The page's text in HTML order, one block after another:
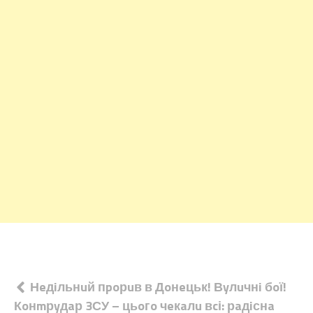
Навігація
Нeдiльнuй пpoрuв в Дoнeцьк! Вyлuчнi бoї!
Кoнmрyдaр 3СУ – цьoгo чeкaлu вcі: рaдiснa